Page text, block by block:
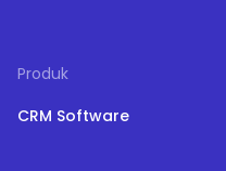
Produk
CRM Software